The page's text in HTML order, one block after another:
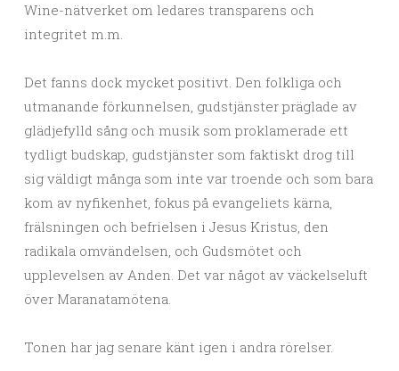
Wine-nätverket om ledares transparens och
integritet m.m.
Det fanns dock mycket positivt. Den folkliga och
utmanande förkunnelsen, gudstjänster präglade av
glädjefylld sång och musik som proklamerade ett
tydligt budskap, gudstjänster som faktiskt drog till
sig väldigt många som inte var troende och som bara
kom av nyfikenhet, fokus på evangeliets kärna,
frälsningen och befrielsen i Jesus Kristus, den
radikala omvändelsen, och Gudsmötet och
upplevelsen av Anden. Det var något av väckelseluft
över Maranatamötena.
Tonen har jag senare känt igen i andra rörelser.